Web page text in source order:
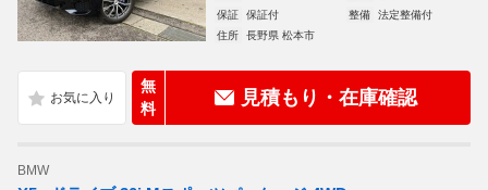
保証
保証付 整備
法定整備付
住所
長野県 松本市
無
料
見積もり・在庫確認
BMW